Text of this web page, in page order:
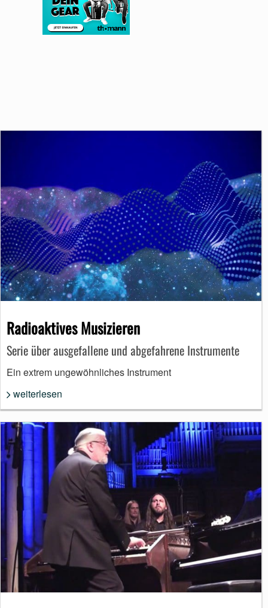
Radioaktives Musizieren
Serie über ausgefallene und abgefahrene Instrumente
Ein extrem ungewöhnliches Instrument
weiterlesen